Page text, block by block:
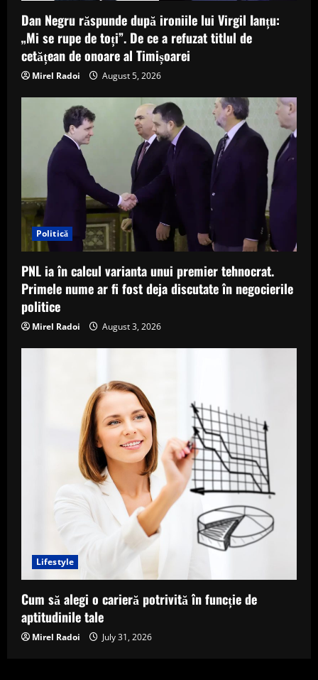
Dan Negru răspunde după ironiile lui Virgil Ianțu:
„Mi se rupe de toți”. De ce a refuzat titlul de
cetățean de onoare al Timișoarei
Mirel Radoi August 5, 2026
Politică
PNL ia în calcul varianta unui premier tehnocrat.
Primele nume ar fi fost deja discutate în negocierile
politice
Mirel Radoi August 3, 2026
Lifestyle
Cum să alegi o carieră potrivită în funcție de
aptitudinile tale
Mirel Radoi July 31, 2026